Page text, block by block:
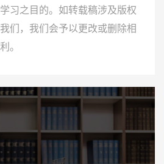
习之目的。如转载稿涉及版权
们，我们会予以更改或删除相
。